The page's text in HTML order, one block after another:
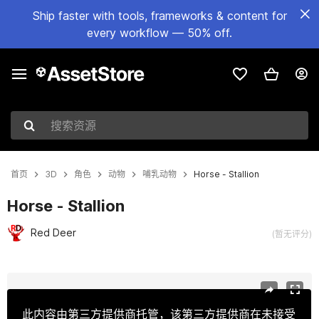
Ship faster with tools, frameworks & content for
every workflow — 50% off.
搜索资源
首页 3D 角色 动物 哺乳动物 Horse - Stallion
Horse - Stallion
Red Deer (暂无评分)
此内容由第三方提供商托管，该第三方提供商在未接受